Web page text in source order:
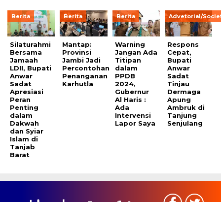
Berita
Silaturahmi
Bersama
Jamaah
LDII, Bupati
Anwar
Sadat
Apresiasi
Peran
Penting
dalam
Dakwah
dan Syiar
Islam di
Tanjab
Barat
Berita
Mantap:
Provinsi
Jambi Jadi
Percontohan
Penanganan
Karhutla
Berita
Warning
Jangan Ada
Titipan
dalam
PPDB
2024,
Gubernur
Al Haris :
Ada
Intervensi
Lapor Saya
Advetorial/
Respons
Cepat,
Bupati
Anwar
Sadat
Tinjau
Dermaga
Apung
Ambruk di
Tanjung
Senjulang